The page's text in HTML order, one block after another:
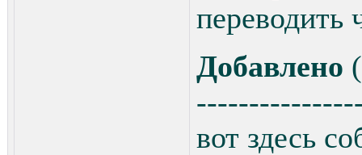
Добавлено
вот здесь